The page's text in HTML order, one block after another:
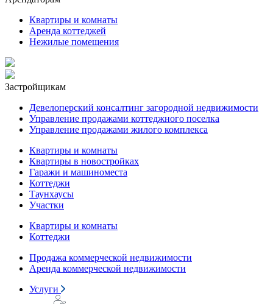
Квартиры и комнаты
Аренда коттеджей
Нежилые помещения
Застройщикам
Девелоперский консалтинг загородной недвижимости
Управление продажами коттеджного поселка
Управление продажами жилого комплекса
Квартиры и комнаты
Квартиры в новостройках
Гаражи и машиноместа
Коттеджи
Таунхаусы
Участки
Квартиры и комнаты
Коттеджи
Продажа коммерческой недвижимости
Аренда коммерческой недвижимости
Услуги